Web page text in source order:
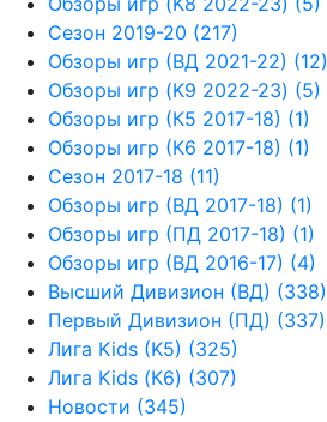
Сезон 2019-20 (217)
Обзоры игр (ВД 2021-22) (12)
Обзоры игр (K9 2022-23) (5)
Обзоры игр (К5 2017-18) (1)
Обзоры игр (К6 2017-18) (1)
Сезон 2017-18 (11)
Обзоры игр (ВД 2017-18) (1)
Обзоры игр (ПД 2017-18) (1)
Обзоры игр (ВД 2016-17) (4)
Высший Дивизион (ВД) (338)
Первый Дивизион (ПД) (337)
Лига Kids (K5) (325)
Лига Kids (К6) (307)
Новости (345)